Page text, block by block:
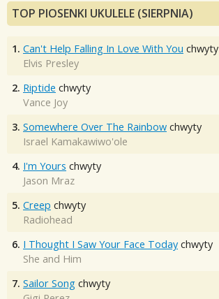
TOP PIOSENKI UKULELE (SIERPNIA)
1. Can't Help Falling In Love With You chwyty
Elvis Presley
2. Riptide chwyty
Vance Joy
3. Somewhere Over The Rainbow chwyty
Israel Kamakawiwo'ole
4. I'm Yours chwyty
Jason Mraz
5. Creep chwyty
Radiohead
6. I Thought I Saw Your Face Today chwyty
She and Him
7. Sailor Song chwyty